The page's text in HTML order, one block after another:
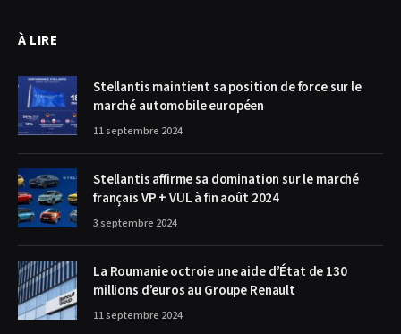
À LIRE
Stellantis maintient sa position de force sur le
marché automobile européen
11 septembre 2024
Stellantis affirme sa domination sur le marché
français VP + VUL à fin août 2024
3 septembre 2024
La Roumanie octroie une aide d’État de 130
millions d’euros au Groupe Renault
11 septembre 2024